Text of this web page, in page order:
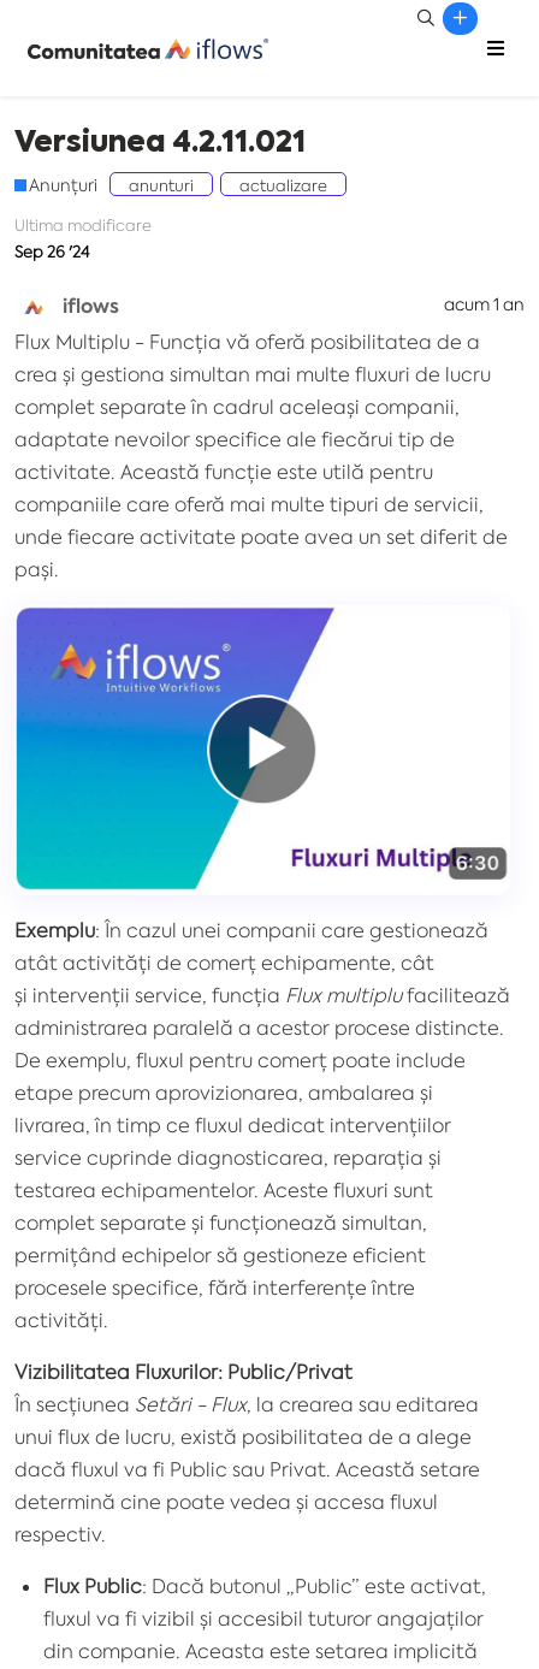
Versiunea 4.2.11.021
Anunțuri anunturi
actualizare
Ultima modificare
Sep 26 '24
iflows acum 1 an
Flux Multiplu - Funcția vă oferă posibilitatea de a
crea și gestiona simultan mai multe fluxuri de lucru
complet separate în cadrul aceleași companii,
adaptate nevoilor specifice ale fiecărui tip de
activitate. Această funcție este utilă pentru
companiile care oferă mai multe tipuri de servicii,
unde fiecare activitate poate avea un set diferit de
pași.
Exemplu: În cazul unei companii care gestionează
atât activități de comerț echipamente, cât
și intervenții service, funcția Flux multiplufacilitează
administrarea paralelă a acestor procese distincte.
De exemplu, fluxul pentru comerț poate include
etape precum aprovizionarea, ambalarea și
livrarea, în timp ce fluxul dedicat intervențiilor
service cuprinde diagnosticarea, reparația și
testarea echipamentelor. Aceste fluxuri sunt
complet separate și funcționează simultan,
permițând echipelor să gestioneze eficient
procesele specifice, fără interferențe între
activități.
Vizibilitatea Fluxurilor: Public/Privat
În secțiunea Setări - Flux, la crearea sau editarea
unui flux de lucru, există posibilitatea de a alege
dacă fluxul va fi Public sau Privat. Această setare
determină cine poate vedea și accesa fluxul
respectiv.
Flux Public: Dacă butonul „Public” este activat,
fluxul va fi vizibil și accesibil tuturor angajaților
din companie. Aceasta este setarea implicită